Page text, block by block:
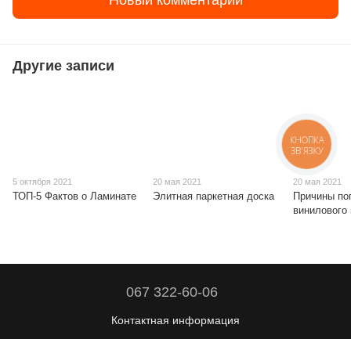
Другие записи
5 октября 2021
ТОП-5 Фактов о Ламинате
20 мая 2021
Элитная паркетная доска
20 мая 2021
Причины
винилового
067 322-60-06
Контактная информация
КНОПКА
ЗВ'ЯЗКУ